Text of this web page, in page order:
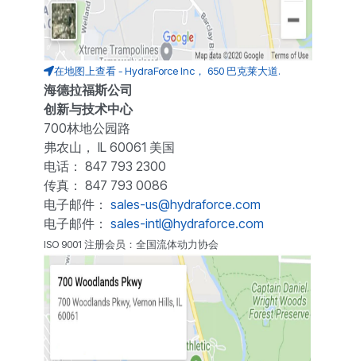
在地图上查看 - HydraForce Inc， 650 巴克莱大道.
海德拉福斯公司
创新与技术中心
700林地公园路
弗农山， IL 60061 美国
电话： 847 793 2300
传真： 847 793 0086
电子邮件： sales-us@hydraforce.com
电子邮件： sales-intl@hydraforce.com
ISO 9001 注册会员：全国流体动力协会